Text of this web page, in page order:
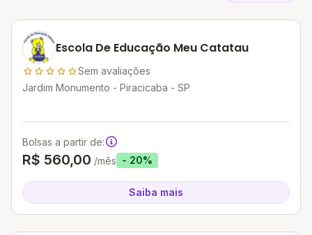
Escola De Educação Meu Catatau
Sem avaliações
Jardim Monumento - Piracicaba - SP
Bolsas a partir de:
R$ 560,00 /mês - 20%
Saiba mais